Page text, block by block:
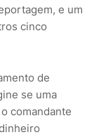
e um
cinco
de
se uma
comandante